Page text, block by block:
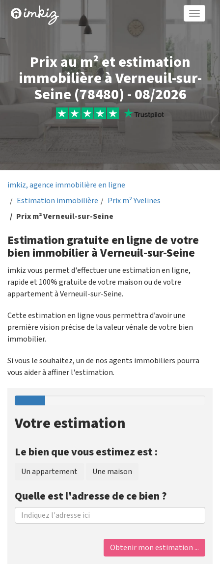
Toggle
Prix au m² et estimation
immobilière à Verneuil-sur-
Seine (78480) - 08/2026
imkiz, agence immobilière en ligne
Estimation immobilière
Prix m² Yvelines
Prix m² Verneuil-sur-Seine
Estimation gratuite en ligne de votre
bien immobilier à Verneuil-sur-Seine
imkiz vous permet d'effectuer une estimation en ligne,
rapide et 100% gratuite de votre maison ou de votre
appartement à Verneuil-sur-Seine.
Cette estimation en ligne vous permettra d’avoir une
première vision précise de la valeur vénale de votre bien
immobilier.
Si vous le souhaitez, un de nos agents immobiliers pourra
vous aider à affiner l'estimation.
Votre estimation
Le bien que vous estimez est :
Un appartement Une maison
Quelle est l'adresse de ce bien ?
Obtenir mon estimation ...